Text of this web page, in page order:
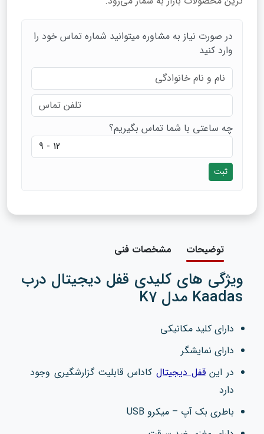
در صورت نیاز به مشاوره میتوانید شماره تماس خود را
وارد کنید
چه ساعتی با شما تماس بگیریم؟
ثبت
توضیحات مشخصات فنی
ویژگی های کلیدی قفل دیجیتال درب
Kaadas مدل K7
دارای کلید مکانیکی
دارای نمایشگر
در اینقفل دیجیتال کاداس قابلیت گزارشگیری وجود
دارد
باطری بک آپ – میکرو USB